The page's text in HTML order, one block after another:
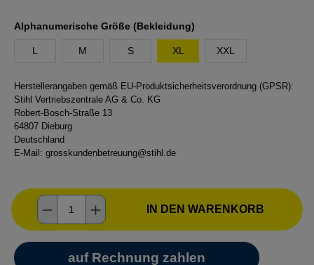
Alphanumerische Größe (Bekleidung)
L M S XL XXL
Herstellerangaben gemäß EU-Produktsicherheitsverordnung (GPSR):
Stihl Vertriebszentrale AG & Co. KG
Robert-Bosch-Straße 13
64807 Dieburg
Deutschland
E-Mail: grosskundenbetreuung@stihl.de
Produkt Anzahl: Gib den gewünschten
IN DEN WARENKORB